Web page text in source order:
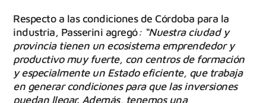
Respecto a las condiciones de Córdoba para la
industria, Passerini agregó: “Nuestra ciudad y
provincia tienen un ecosistema emprendedor y
productivo muy fuerte, con centros de formación
y especialmente un Estado eficiente, que trabaja
en generar condiciones para que las inversiones
puedan llegar. Además, tenemos una